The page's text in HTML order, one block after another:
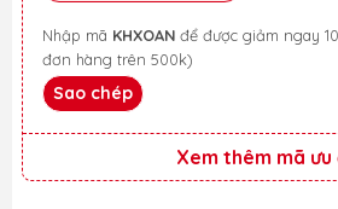
Nhập mã KHXOAN
đơn hàng trên 500k)
Sao chép
Xem thêm mã ưu